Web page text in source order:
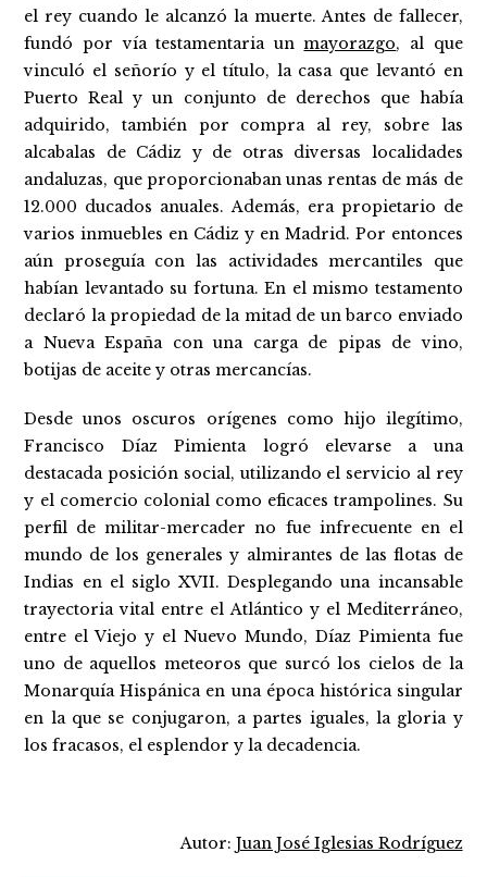
el rey cuando le alcanzó la muerte. Antes de fallecer,
fundó por vía testamentaria unmayorazgo, al que
vinculó el señorío y el título, la casa que levantó en
Puerto Real y un conjunto de derechos que había
adquirido, también por compra al rey, sobre las
alcabalas de Cádiz y de otras diversas localidades
andaluzas, que proporcionaban unas rentas de más de
12.000 ducados anuales. Además, era propietario de
varios inmuebles en Cádiz y en Madrid. Por entonces
aún proseguía con las actividades mercantiles que
habían levantado su fortuna. En el mismo testamento
declaró la propiedad de la mitad de un barco enviado
a Nueva España con una carga de pipas de vino,
botijas de aceite y otras mercancías.
Desde unos oscuros orígenes como hijo ilegítimo,
Francisco Díaz Pimienta logró elevarse a una
destacada posición social, utilizando el servicio al rey
y el comercio colonial como eficaces trampolines. Su
perfil de militar-mercader no fue infrecuente en el
mundo de los generales y almirantes de las flotas de
Indias en el siglo XVII. Desplegando una incansable
trayectoria vital entre el Atlántico y el Mediterráneo,
entre el Viejo y el Nuevo Mundo, Díaz Pimienta fue
uno de aquellos meteoros que surcó los cielos de la
Monarquía Hispánica en una época histórica singular
en la que se conjugaron, a partes iguales, la gloria y
los fracasos, el esplendor y la decadencia.
Autor: Juan José Iglesias Rodríguez